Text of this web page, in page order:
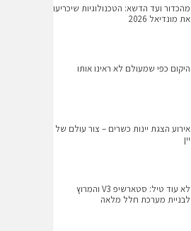
מהכדור ועד הדשא: הטכנולוגיות שיכריעו
את מונדיאל 2026
היקום כפי שמעולם לא ראינו אותו
אירוע הצגת יינות כשרים – צור עולם של
יין
לא עוד טיל: סטארשיפ V3 והמרוץ
לבניית מערכת חלל מלאה